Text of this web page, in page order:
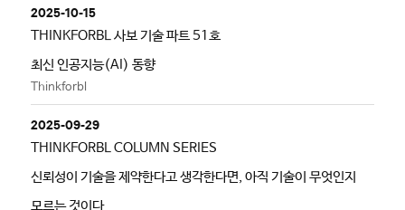
2025-10-15
THINKFORBL 사보 기술 파트 51호
최신 인공지능(AI) 동향
Thinkforbl
2025-09-29
THINKFORBL COLUMN SERIES
신뢰성이 기술을 제약한다고 생각한다면, 아직 기술이 무엇인지
모르는 것이다